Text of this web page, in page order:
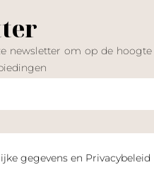
newsletter om op de
gegevens en Privacybeleid